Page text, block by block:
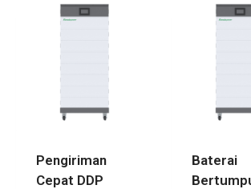
Pengiriman
Cepat DDP
Baterai